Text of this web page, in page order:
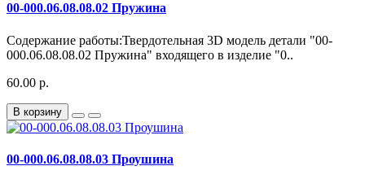
00-000.06.08.08.02 Пружина
Содержание работы:Твердотельная 3D модель детали "00-
000.06.08.08.02 Пружина" входящего в изделие "0..
60.00 р.
В корзину
00-000.06.08.08.03 Проушина